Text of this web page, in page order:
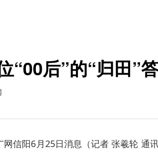
“00后”的“归田”
网信阳6月25日消息（记者 张羲轮 通